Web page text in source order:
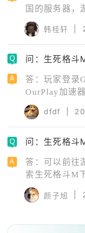
国的服务器，
网络根本无法
护。解决方法
一个加速器就
韩桂轩
问：生死格斗
答：玩家登录
OurPlay加速
就可以进入游
登录成功。
dfdf
问：生死格斗
答：可以前往
索生死格斗M
面点击下载按
玩家也可以直
推荐采用这种
颜子旭